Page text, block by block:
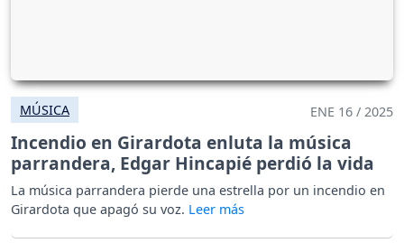
MÚSICA ENE 16 / 2025
Incendio en Girardota enluta la música
parrandera, Edgar Hincapié perdió la vida
La música parrandera pierde una estrella por un incendio en
Girardota que apagó su voz.